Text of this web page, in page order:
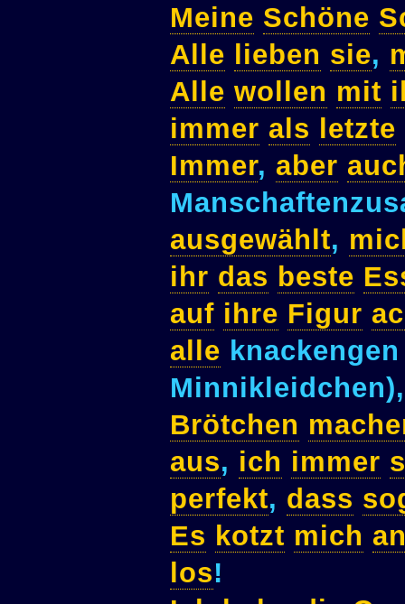
Meine Schöne
Alle lieben sie,
Alle wollen mit
immer als letzte
Immer, aber
ausgewählt,
ihr das beste
auf ihre Figur
alle
Brötchen
aus, ich immer
perfekt, dass
Es kotzt mich
los!